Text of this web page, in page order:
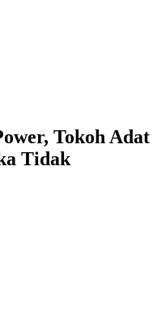
Tokoh Adat
Tidak